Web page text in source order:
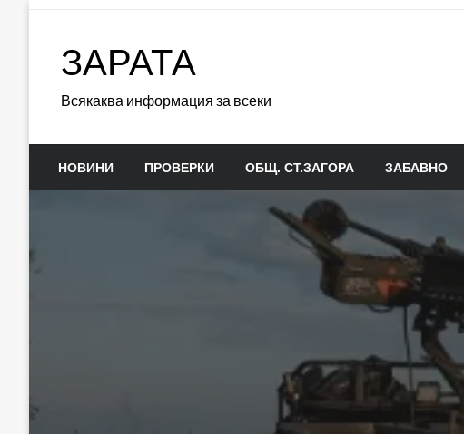
ЗАРАТА
Всякаква информация за всеки
НОВИНИ ПРОВЕРКИ ОБЩ. СТ.ЗАГОРА ЗАБАВНО